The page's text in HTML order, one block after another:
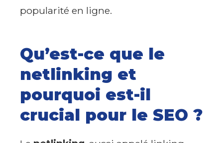
popularité en ligne.
Qu’est-ce que le
netlinking et
pourquoi est-il
crucial pour le SEO ?